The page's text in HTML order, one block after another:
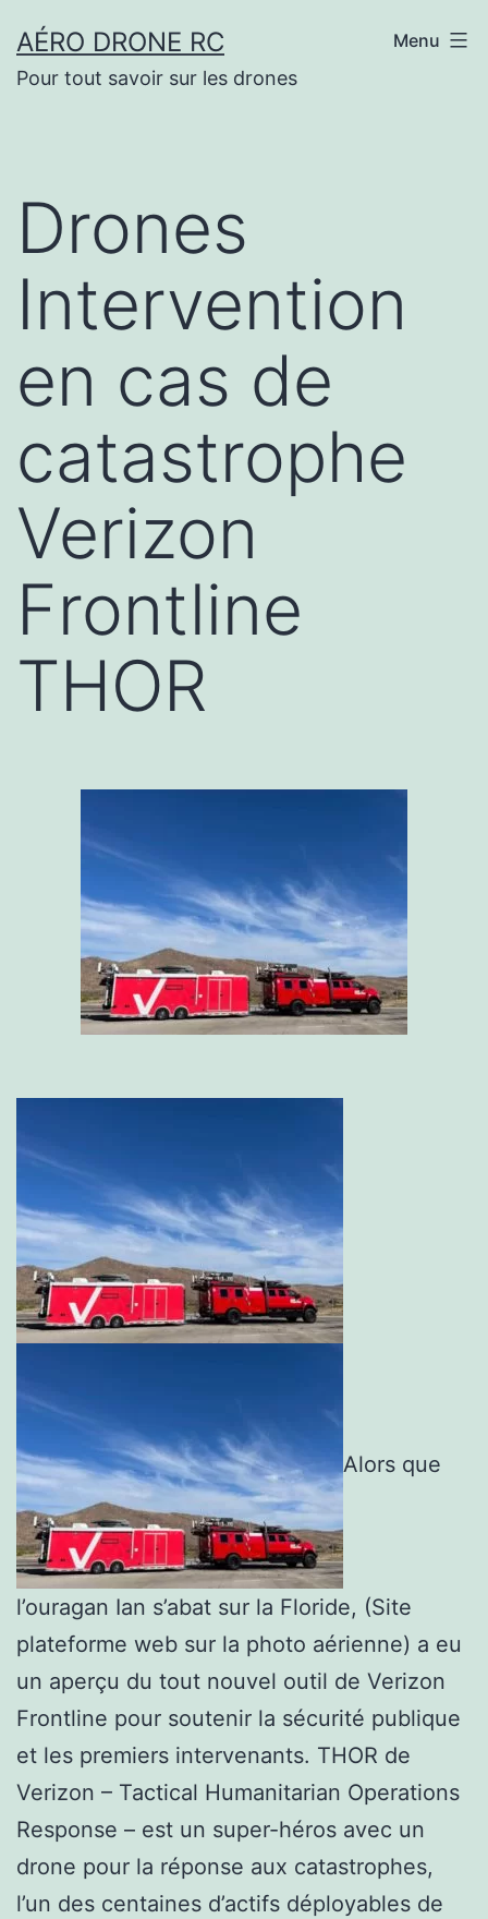
au
contenu
AÉRO DRONE RC
Pour tout savoir sur les drones
Menu
Drones
Intervention
en cas de
catastrophe
Verizon
Frontline
THOR
Alors que
l’ouragan Ian s’abat sur la Floride, (Site
plateforme web sur la photo aérienne) a eu
un aperçu du tout nouvel outil de Verizon
Frontline pour soutenir la sécurité publique
et les premiers intervenants. THOR de
Verizon – Tactical Humanitarian Operations
Response – est un super-héros avec un
drone pour la réponse aux catastrophes,
l’un des centaines d’actifs déployables de